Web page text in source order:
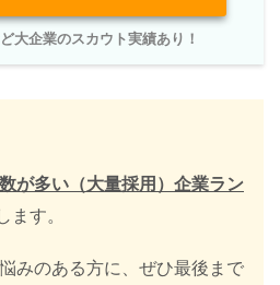
大企業のスカウト実績あり！
が多い（大量採用）企業ラン
ます。
みのある方に、ぜひ最後まで